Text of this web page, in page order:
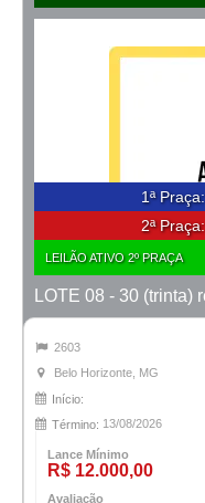
1ª Praça:
2ª Praça:
LEILÃO ATIVO 2º PRAÇA
2603
Belo Horizonte, MG
Início:
Término: 13/08/2026
Lance Mínimo
R$ 12.000,00
Avaliação